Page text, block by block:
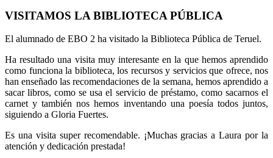
VISITAMOS LA BIBLIOTECA PÚBLICA
El alumnado de EBO 2 ha visitado la Biblioteca Pública de Teruel.
Ha resultado una visita muy interesante en la que hemos aprendido
como funciona la biblioteca, los recursos y servicios que ofrece, nos
han enseñado las recomendaciones de la semana, hemos aprendido a
sacar libros, como se usa el servicio de préstamo, como sacarnos el
carnet y también nos hemos inventando una poesía todos juntos,
siguiendo a Gloria Fuertes.
Es una visita super recomendable. ¡Muchas gracias a Laura por la
atención y dedicación prestada!